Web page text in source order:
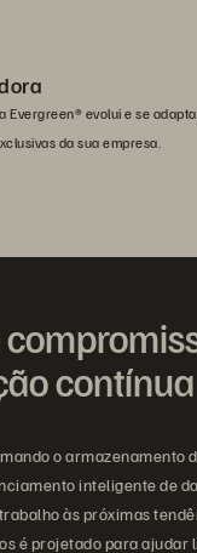
Evergreen® evolui e se
da sua empresa.
contínua
o armazenamento
inteligente de
às próximas
é projetado para ajudar